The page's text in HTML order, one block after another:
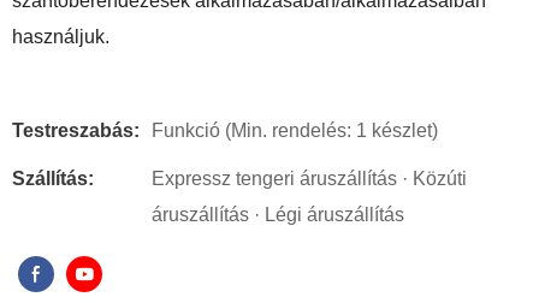
használjuk.
Testreszabás: Funkció (Min. rendelés: 1 készlet)
Szállítás:
Expressz tengeri áruszállítás · Közúti
áruszállítás · Légi áruszállítás